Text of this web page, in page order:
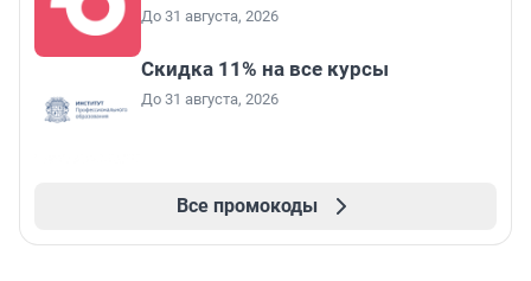
До 31 августа, 2026
Скидка 11% на все курсы
До 31 августа, 2026
Все промокоды